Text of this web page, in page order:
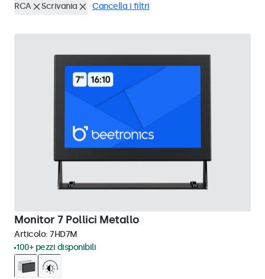
RCA Scrivania Cancella i filtri
Monitor 7 Pollici Metallo
Articolo: 7HD7M
100+ pezzi disponibili